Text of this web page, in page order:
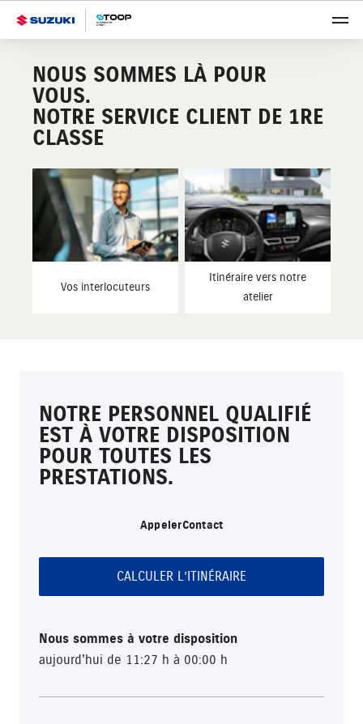
NOUS SOMMES LÀ POUR
VOUS.
NOTRE SERVICE CLIENT DE 1RE
CLASSE
Vos interlocuteurs
Itinéraire vers notre
atelier
NOTRE PERSONNEL QUALIFIÉ
EST À VOTRE DISPOSITION
POUR TOUTES LES
PRESTATIONS.
AppelerContact
CALCULER L’ITINÉRAIRE
Nous sommes à votre disposition
aujourd'hui de 11:27 h à 00:00 h